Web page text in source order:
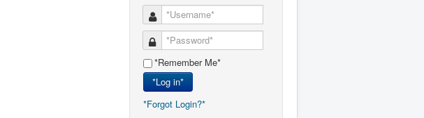
*Remember Me*
*Log in*
*Forgot Login?*